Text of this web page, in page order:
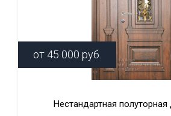
от 45 000 руб.
Нестандартная